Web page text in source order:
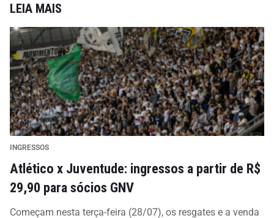
LEIA MAIS
INGRESSOS
Atlético x Juventude: ingressos a partir de R$
29,90 para sócios GNV
Começam nesta terça-feira (28/07), os resgates e a venda